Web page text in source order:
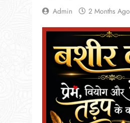
Admin 2 Months Ago